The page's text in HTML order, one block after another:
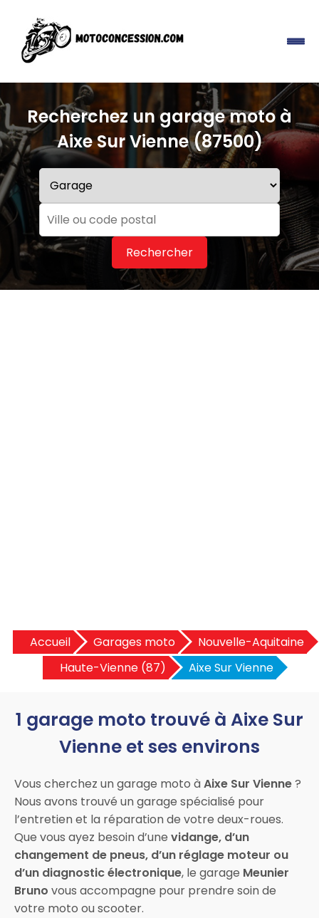
Recherchez un garage moto à
Aixe Sur Vienne (87500)
Rechercher
Accueil Garages moto
Nouvelle-Aquitaine
Haute-Vienne (87)
Aixe Sur Vienne
1 garage moto trouvé à Aixe Sur
Vienne et ses environs
Vous cherchez un garage moto àAixe Sur Vienne?
Nous avons trouvé un garage spécialisé pour
l’entretien et la réparation de votre deux-roues.
Que vous ayez besoin d’une vidange, d’un
changement de pneus, d’un réglage moteur ou
d’un diagnostic électronique, le garage Meunier
Bruno vous accompagne pour prendre soin de
votre moto ou scooter.